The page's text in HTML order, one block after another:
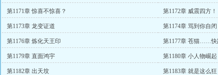
第1171章 惊喜不惊喜？ 第1172章 威震四方
第1173章 龙变证道 第1174章 骂到你自闭
第1176章 炼化天王印 第1177章 苍猫……快
第1179章 直面鸿宇 第1180章 小人物崛
第1182章 出天坟 第1183章 就是这么